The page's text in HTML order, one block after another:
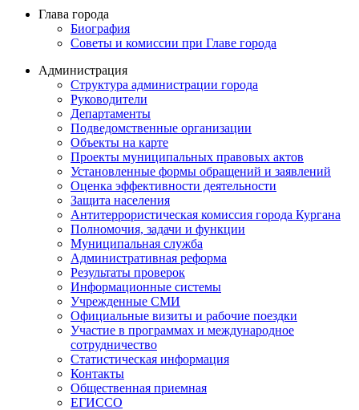
Глава города
Биография
Советы и комиссии при Главе города
Администрация
Структура администрации города
Руководители
Департаменты
Подведомственные организации
Объекты на карте
Проекты муниципальных правовых актов
Установленные формы обращений и заявлений
Оценка эффективности деятельности
Защита населения
Антитеррористическая комиссия города Кургана
Полномочия, задачи и функции
Муниципальная служба
Административная реформа
Результаты проверок
Информационные системы
Учрежденные СМИ
Официальные визиты и рабочие поездки
Участие в программах и международное
сотрудничество
Статистическая информация
Контакты
Общественная приемная
ЕГИССО